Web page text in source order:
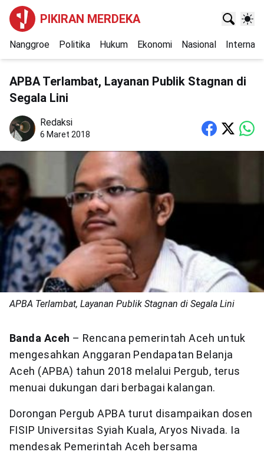
PIKIRAN MERDEKA
Nanggroe Politika Hukum Ekonomi Nasional
APBA Terlambat, Layanan Publik Stagnan di
Segala Lini
Redaksi
6 Maret 2018
APBA Terlambat, Layanan Publik Stagnan di Segala Lini
Banda Aceh – Rencana pemerintah Aceh untuk
mengesahkan Anggaran Pendapatan Belanja
Aceh (APBA) tahun 2018 melalui Pergub, terus
menuai dukungan dari berbagai kalangan.
Dorongan Pergub APBA turut disampaikan dosen
FISIP Universitas Syiah Kuala, Aryos Nivada. Ia
mendesak Pemerintah Aceh bersama